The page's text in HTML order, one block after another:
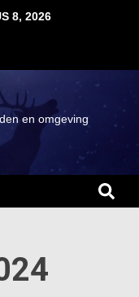
8, 2026
en omgeving